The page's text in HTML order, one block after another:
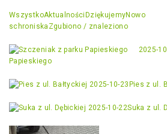
WszystkoAktualności Dziękujemy
schroniska Zgubiono / znaleziono
2025-
Papieskiego
2025-10-23 Pies z ul.
2025-10-22Suka z ul.